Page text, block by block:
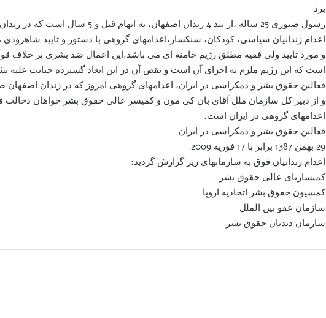
برد
رسول صبوری 25 ساله ،از بند 4 زندان اصفهان، به اتهام قتل و 5 سال است که در زندان بسر می برد.
اعدام زندانیان سیاسی، کودکان، سنکسار،اعدامهای گروهی با دستور و تایید
و مورد تایید ولی فقیه مطلق رژیم خامنه ای می باشد.این اعمال ضد بشری بر خلاف
است که این رژیم ملزم به اجرای آن است و نقض آن در این ابعاد گسترده جنایت
فعالین حقوق بشر و دمکراسی در ایران، اعدامهای گروهی امروز که در زندان
و از دبیر کل سازمان ملل آقای بان کی مون و کمیسر عالی حقوق بشر خواهان دخالت
اعدامهای گروهی در ایران است.
فعالین حقوق بشر و دمکراسی در ایران
29 بهمن 1387 برابر با 17 فوریه 2009
اعدام زندانیان فوق به سازمانهای زیر گزارش گردید:
کمیساریای عالی حقوق بشر
کمسیون حقوق بشر اتحادیه اروپا
سازمان عفو بین الملل
سازمان دیدبان حقوق بشر